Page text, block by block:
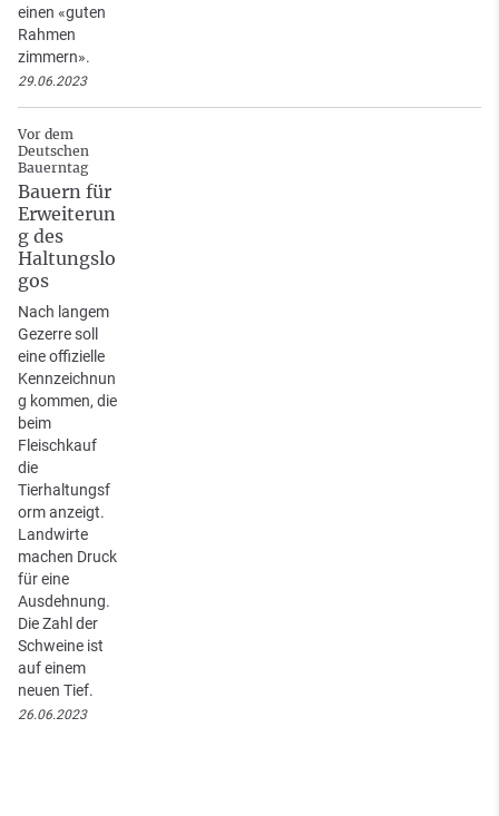
einen «guten
Rahmen
zimmern».
29.06.2023
Vor dem
Deutschen
Bauerntag
Bauern für
Erweiterun
g des
Haltungslo
gos
Nach langem
Gezerre soll
eine offizielle
Kennzeichnun
g kommen, die
beim
Fleischkauf
die
Tierhaltungsf
orm anzeigt.
Landwirte
machen Druck
für eine
Ausdehnung.
Die Zahl der
Schweine ist
auf einem
neuen Tief.
26.06.2023